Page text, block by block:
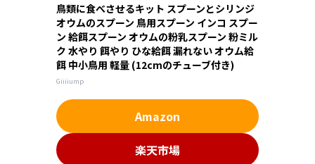
鳥類に食べさせるキット スプーンとシリンジ
オウムのスプーン 鳥用スプーン インコ スプー
ン 給餌スプーン オウムの粉乳スプーン 粉ミル
ク 水やり 餌やり ひな給餌 漏れない オウム給
餌 中小鳥用 軽量 (12cmのチューブ付き)
Giiiiump
Amazon
楽天市場